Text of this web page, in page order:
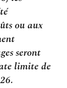
ou aux
seront
limite de